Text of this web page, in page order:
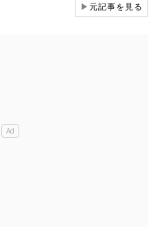
▶元記事を見る